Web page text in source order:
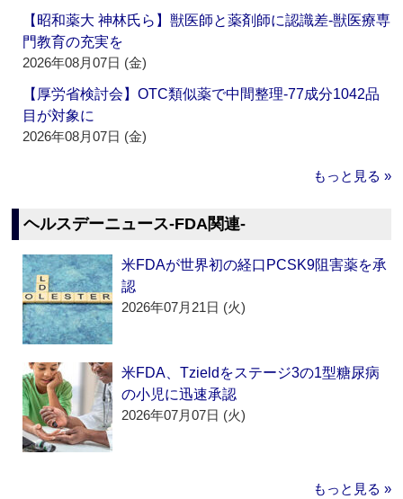
【昭和薬大 神林氏ら】獣医師と薬剤師に認識差‐獣医療専
門教育の充実を
2026年08月07日 (金)
【厚労省検討会】OTC類似薬で中間整理‐77成分1042品
目が対象に
2026年08月07日 (金)
もっと見る »
ヘルスデーニュース‐FDA関連‐
米FDAが世界初の経口PCSK9阻害薬を承
認
2026年07月21日 (火)
米FDA、Tzieldをステージ3の1型糖尿病
の小児に迅速承認
2026年07月07日 (火)
もっと見る »